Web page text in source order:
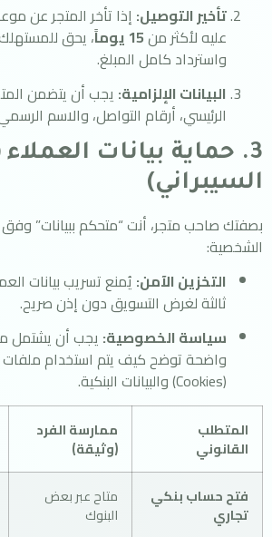
تأخير التوصيل: إذا تأخر المتجر عن
عليه لأكثر من15 يوماً
، يحق
واسترداد كامل المبلغ.
البيانات الإلزامية: يجب أن يتضمن
الرئيسي، أرقام التواصل، والاسم
3. حماية بيانات العملاء
السيبراني)
بصفتك صاحب متجر، أنت “متحكم ببيانات” وفق
الشخصية:
التخزين الآمن: يُمنع تسريب بيانات
ثالثة لغرض التسويق دون إذن صريح.
سياسة الخصوصية: يجب أن يشتمل
واضحة توضح كيف يتم استخدام ملفات
(Cookies) والبيانات البنكية.
المتطلب
القانوني
ممارسة الفرد
(وثيقة)
فتح حساب بنكي
تجاري
متاح عبر بعض
البنوك